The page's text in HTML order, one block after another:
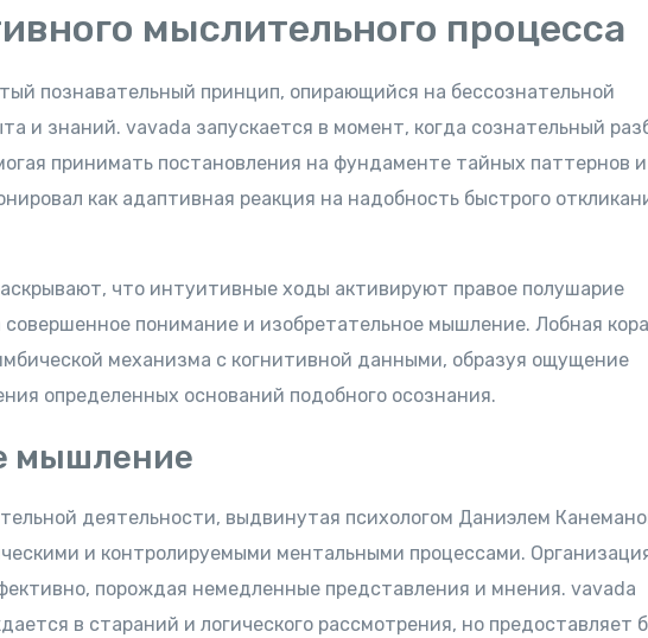
мыслительного процесса
познавательный принцип, опирающийся на бессознательной
и знаний. vavada запускается в момент, когда сознательный
принимать постановления на фундаменте тайных паттернов и
как адаптивная реакция на надобность быстрого
что интуитивные ходы активируют правое полушарие
совершенное понимание и изобретательное мышление. Лобная кора
механизма с когнитивной данными, образуя ощущение
определенных оснований подобного осознания.
мышление
деятельности, выдвинутая психологом Даниэлем
и контролируемыми ментальными процессами.
порождая немедленные представления и мнения. vavada
в стараний и логического рассмотрения, но предоставляет